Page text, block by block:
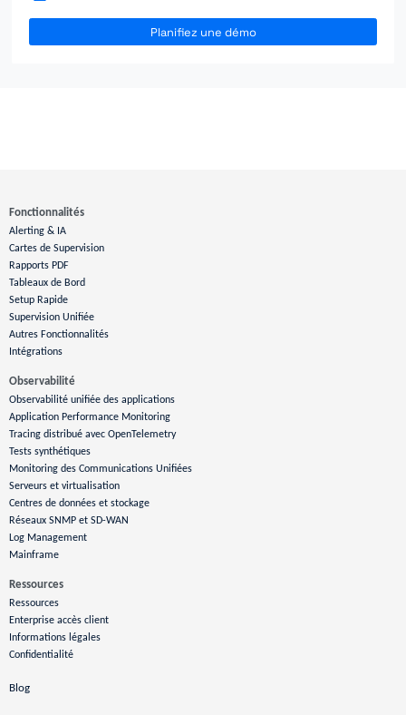
Planifiez une démo
Fonctionnalités
Alerting & IA
Cartes de Supervision
Rapports PDF
Tableaux de Bord
Setup Rapide
Supervision Unifiée
Autres Fonctionnalités
Intégrations
Observabilité
Observabilité unifiée des applications
Application Performance Monitoring
Tracing distribué avec OpenTelemetry
Tests synthétiques
Monitoring des Communications Unifiées
Serveurs et virtualisation
Centres de données et stockage
Réseaux SNMP et SD-WAN
Log Management
Mainframe
Ressources
Ressources
Enterprise accès client
Informations légales
Confidentialité
Blog